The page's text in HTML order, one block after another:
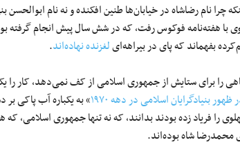
چرا نام رضاشاه در خیابان‌ها طنین افکنده و نه نام ابوالحسن
با هفته‌نامه فوکوس رفت، که در شش سال پیش انجام گرفته
بفهماند که پای در بیراهه‌ایلغزنده نهاده‌اند.
را برای ستایش از جمهوری اسلامی از کف نمی‌دهد، کار را
بنیادگرایان اسلامی در دهه ۱۹۷۰
» به یکباره آب پاکی
را فریاد زده بودند بدانند، که نه تنها جمهوری اسلامی،
شاه بوده‌اند.